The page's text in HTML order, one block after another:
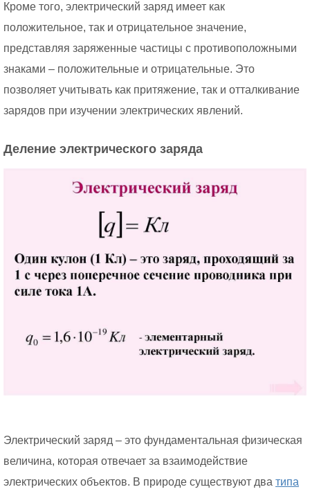
Кроме того, электрический заряд имеет как
положительное, так и отрицательное значение,
представляя заряженные частицы с противоположными
знаками – положительные и отрицательные. Это
позволяет учитывать как притяжение, так и отталкивание
зарядов при изучении электрических явлений.
Деление электрического заряда
Электрический заряд – это фундаментальная физическая
величина, которая отвечает за взаимодействие
электрических объектов. В природе существуют два типа